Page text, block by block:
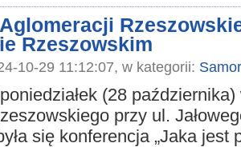
Rzeszowskim
10-29 11:12:07, w kategorii:
(28 października)
przy ul.
się konferencja „Jaka jest